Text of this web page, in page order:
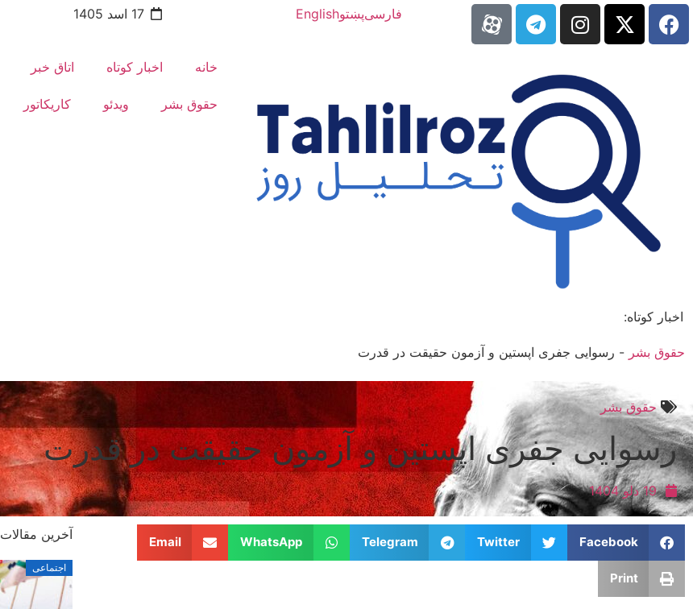
فارسیپښتوEnglish 17 اسد 1405
خانه اخبار کوتاه اتاق خبر
حقوق بشر ویدئو کاریکاتور
اخبار کوتاه:
حقوق بشر - رسوایی جفری اپستین و آزمون حقیقت در قدرت
حقوق بشر
رسوایی جفری اپستین و آزمون حقیقت در قدرت
19 دلو 1404
Facebook
Twitter
Telegram
WhatsApp
Email
Print
آخرین مقالات
اجتماعی